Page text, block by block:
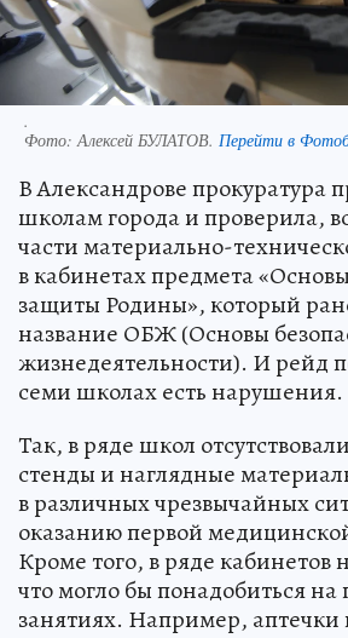
.
Фото:Алексей БУЛАТОВ. Перейти в
В Александрове прокуратура
школам города и проверила,
части материально-
в кабинетах предмета
защиты Родины», который
название ОБЖ (Основы
жизнедеятельности). И рейд
семи школах есть нарушения.
Так, в ряде школ
стенды и наглядные
в различных чрезвычайных
оказанию первой
Кроме того, в ряде кабинетов
что могло бы понадобиться на
занятиях. Например,